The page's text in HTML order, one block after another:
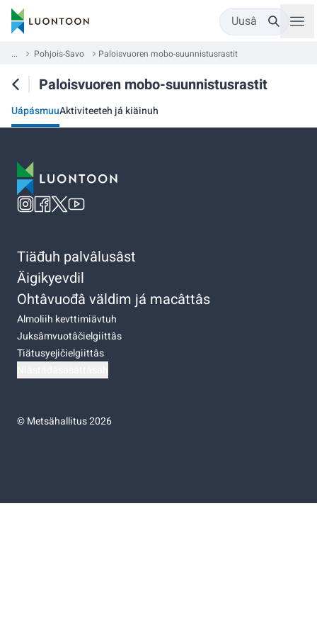
Uusâ
... Pohjois-Savo Paloisvuoren mobo-suunnistusrastit
Paloisvuoren mobo-suunnistusrastit
UápásmuuAktiviteeteh já kiäinuh
Tiäđuh palvâlusâst
Äigikyevdil
Ohtâvuođâ väldim já macâttâs
Almoliih kevttimiävtuh
Juksâmvuotâčielgiittâs
Tiätusyejičielgiittâs
©Metsähallitus 2026